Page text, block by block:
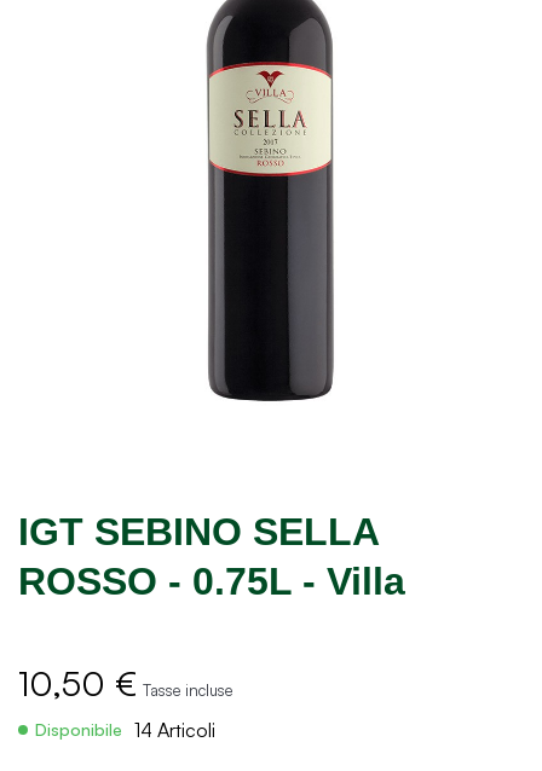
IGT SEBINO SELLA
ROSSO - 0.75L - Villa
10,50 € Tasse incluse
Disponibile 14 Articoli